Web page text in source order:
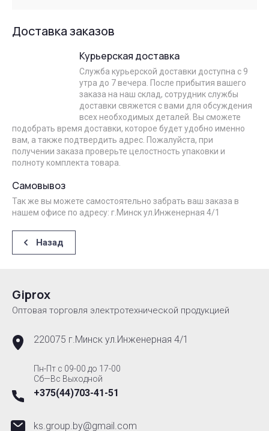
Доставка заказов
Курьерская доставка
Служба курьерской доставки доступна с 9
утра до 7 вечера. После прибытия вашего
заказа на наш склад, сотрудник службы
доставки свяжется с вами для обсуждения
всех необходимых деталей. Вы сможете
подобрать время доставки, которое будет удобно именно
вам, а также подтвердить адрес. Пожалуйста, при
получении заказа проверьте целостность упаковки и
полноту комплекта товара.
Самовывоз
Так же вы можете самостоятельно забрать ваш заказа в
нашем офисе по адресу: г.Минск ул.Инженерная 4/1
Назад
Giprox
Оптовая торговля электротехнической продукцией
220075 г.Минск ул.Инженерная 4/1
Пн-Пт с 09-00 до 17-00
Сб—Вс Выходной
+375(44)703-41-51
ks.group.by@gmail.com